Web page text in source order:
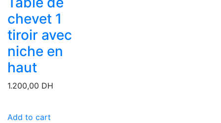
chevet 1
tiroir avec
niche en
haut
1.200,00 DH
Add to cart